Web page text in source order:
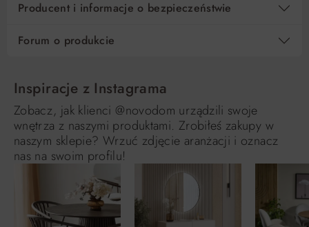
Producent i informacje o bezpieczeństwie
Forum o produkcie
Inspiracje z Instagrama
Zobacz, jak klienci @novodom urządzili swoje
wnętrza z naszymi produktami. Zrobiłeś zakupy w
naszym sklepie? Wrzuć zdjęcie aranżacji i oznacz
nas na swoim profilu!